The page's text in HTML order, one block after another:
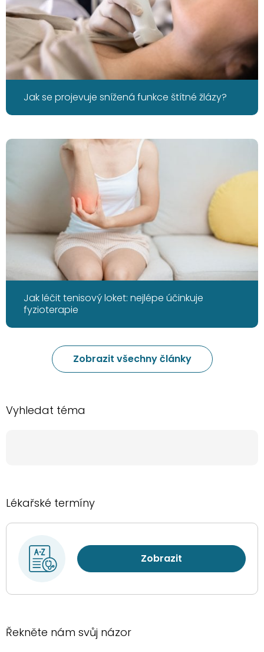
Jak se projevuje snížená funkce štítné žlázy?
Jak léčit tenisový loket: nejlépe účinkuje
fyzioterapie
Zobrazit všechny články
Vyhledat téma
Lékařské termíny
Zobrazit
Řekněte nám svůj názor